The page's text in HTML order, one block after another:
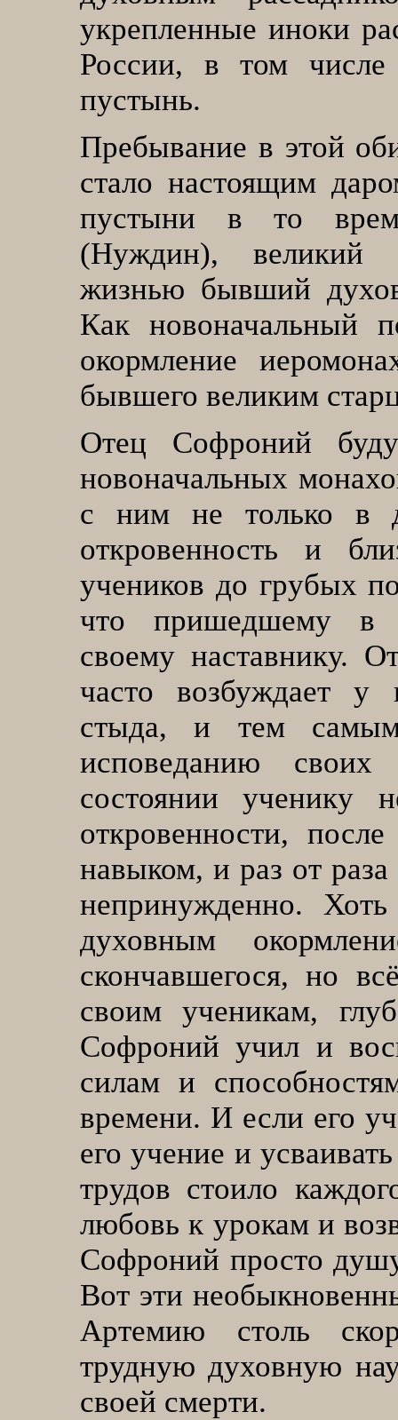
укрепленные иноки
России, в том
пустынь.
Пребывание в этой
стало настоящим
пустыни в то
(Нуждин), великий
жизнью бывший
Как новоначальный
окормление
бывшего великим
Отец Софроний
новоначальных
с ним не только в
откровенность и
учеников до грубых
что пришедшему в
своему наставнику.
часто возбуждает у
стыда, и тем самым
исповеданию
состоянии ученику
откровенности,
навыком, и раз от
непринужденно.
духовным
скончавшегося, но
своим ученикам,
Софроний учил и
силам и
времени. И если его
его учение и
трудов стоило
любовь к урокам и
Софроний просто
Вот эти
Артемию столь
трудную духовную
своей смерти.